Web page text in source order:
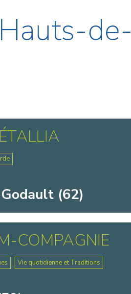
de-
(62)
COMPAGNIE
Vie quotidienne et Traditions